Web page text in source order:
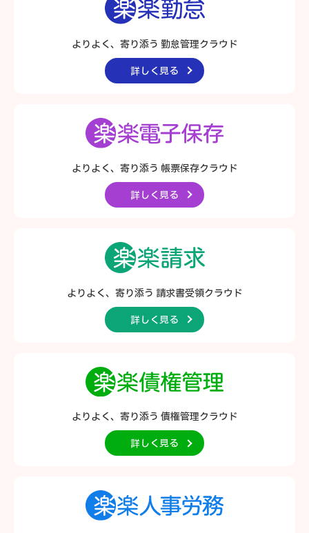
よりよく、寄り添う 勤怠管理クラウド
詳しく見る
よりよく、寄り添う 帳票保存クラウド
詳しく見る
よりよく、寄り添う 請求書受領クラウド
詳しく見る
よりよく、寄り添う 債権管理クラウド
詳しく見る